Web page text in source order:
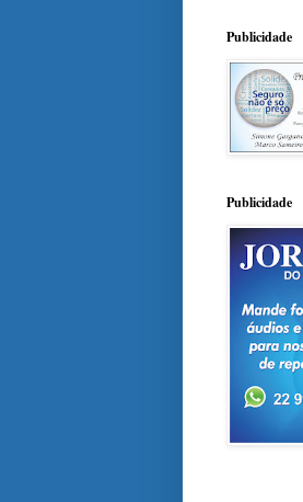
Publicidade
Publicidade